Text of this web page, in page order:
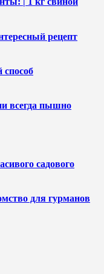
рецепт
способ
всегда пышно
садового
для гурманов